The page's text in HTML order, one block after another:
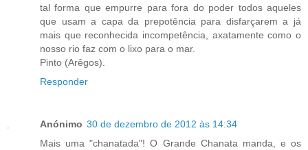
tal forma que empurre para fora do poder todos aqueles
que usam a capa da prepotência para disfarçarem a já
mais que reconhecida incompetência, axatamente como o
nosso rio faz com o lixo para o mar.
Pinto (Arêgos).
Responder
Anónimo 30 de dezembro de 2012 às 14:34
Mais uma "chanatada"! O Grande Chanata manda, e os